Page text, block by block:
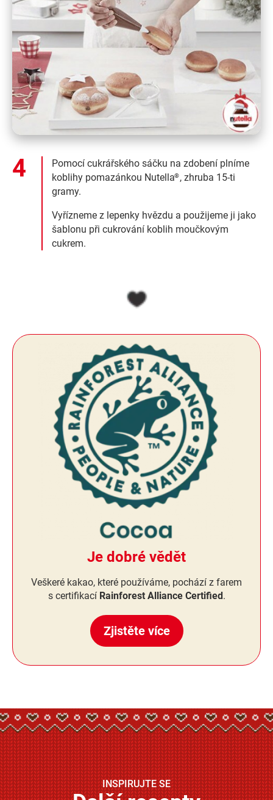
Pomocí cukrářského sáčku na zdobení plníme
koblihy pomazánkou Nutella®, zhruba 15-ti
gramy.
Vyřízneme z lepenky hvězdu a použijeme ji jako
šablonu při cukrování koblih moučkovým
cukrem.
Je dobré vědět
Veškeré kakao, které používáme, pochází z farem
s certifikací Rainforest Alliance Certified.
Zjistěte více
INSPIRUJTE SE